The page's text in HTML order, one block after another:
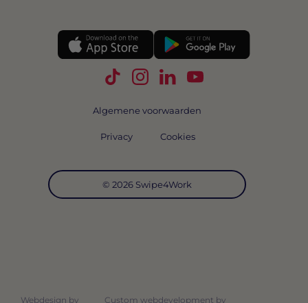
Volg Swipe4Work op TikTok
Volg Swipe4Work op
Volg Swipe4Work op
Volg Swipe4Work
© 2026 Swipe4Work
Algemene voorwaarden
Privacy Cookies
Webdesign by Custom webdevelopment by